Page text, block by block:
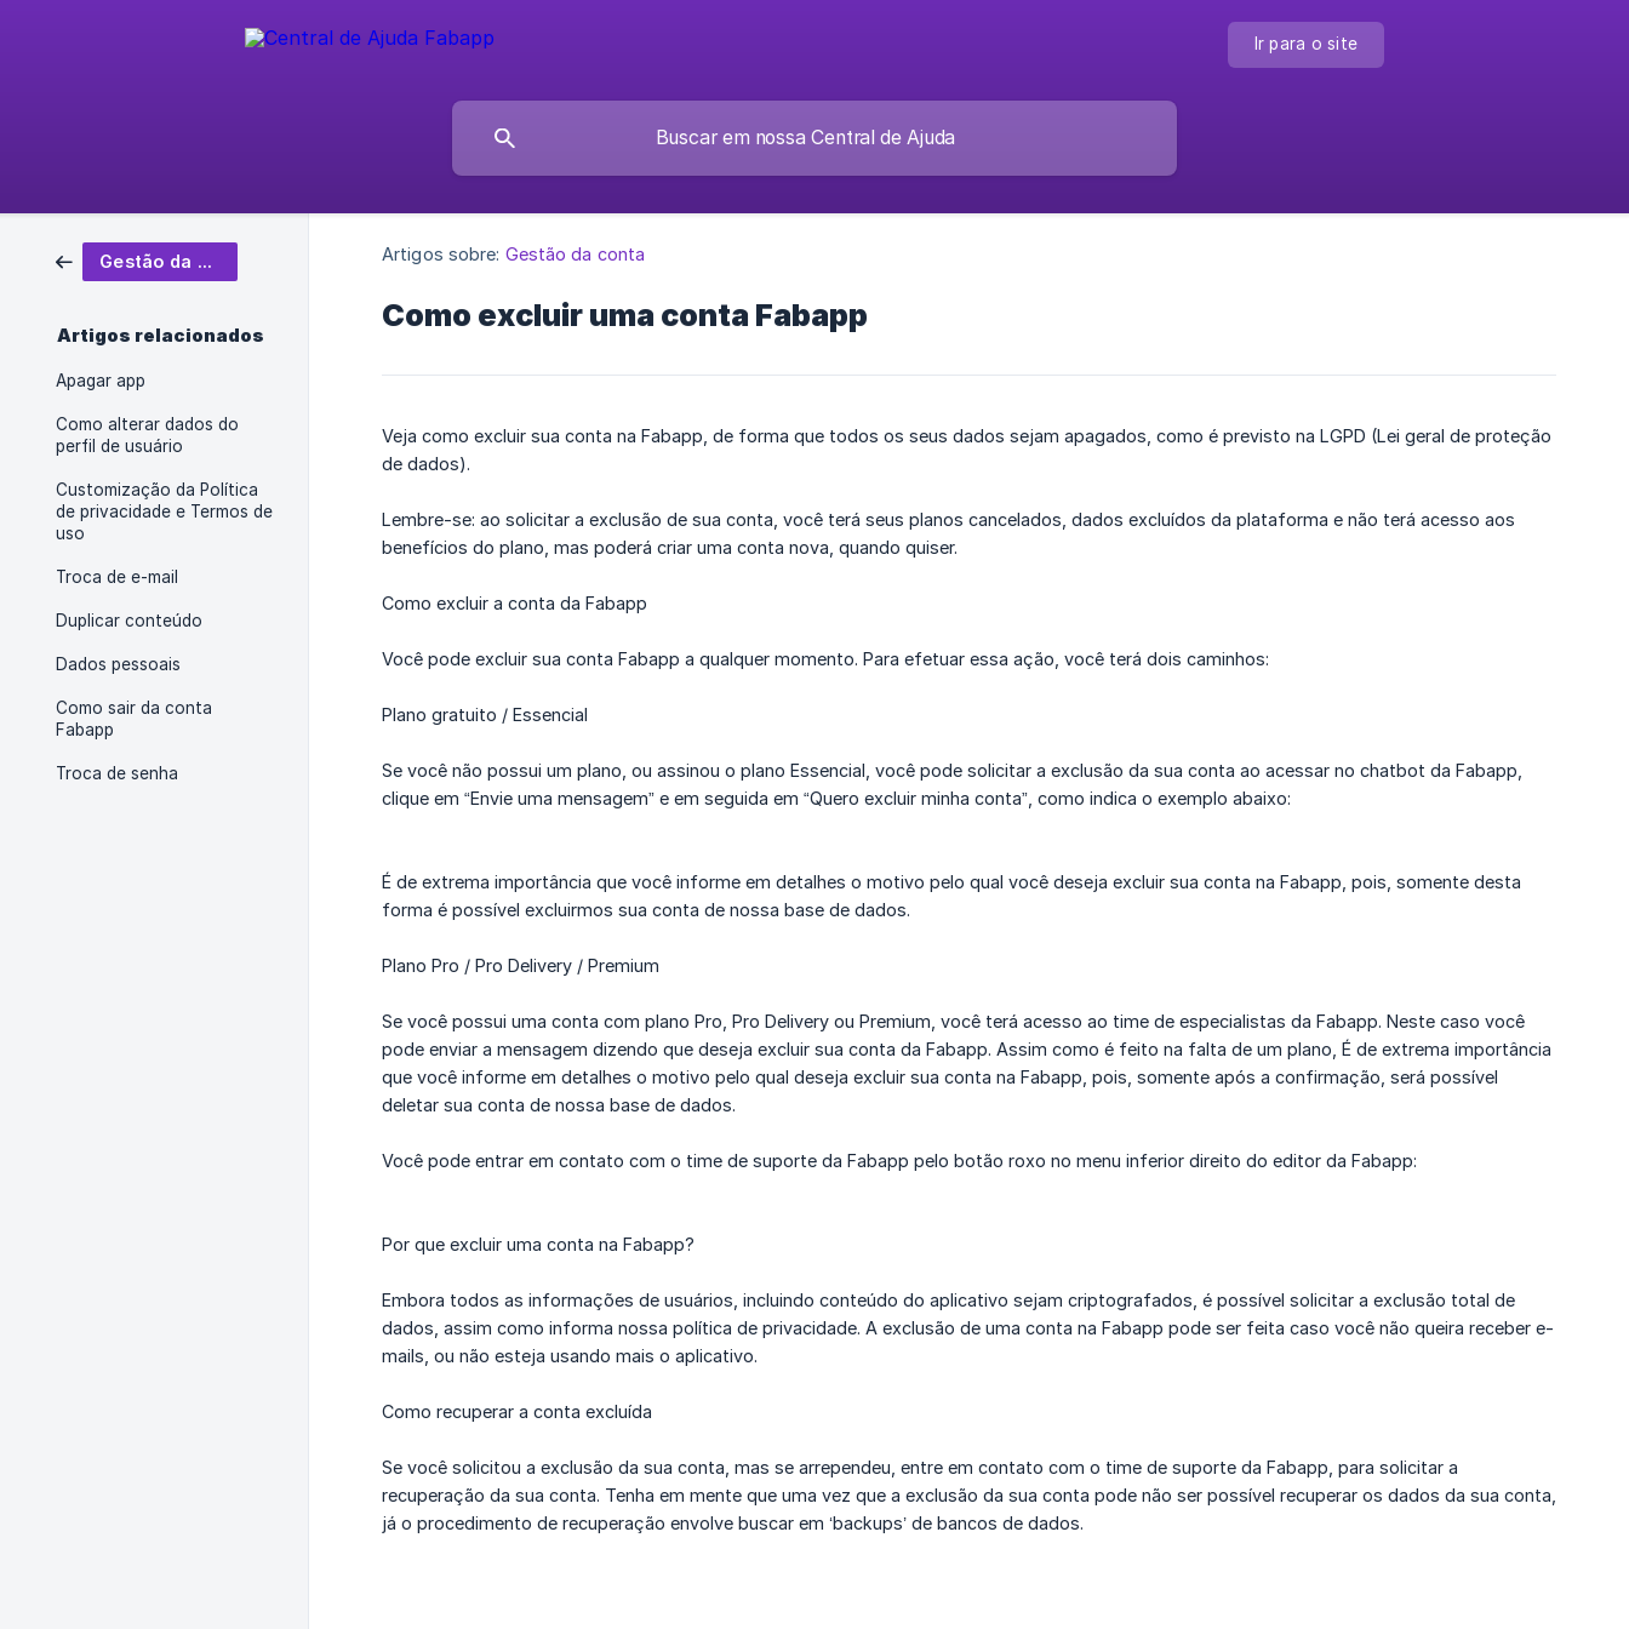
Ir para o site
Gestão da conta
Artigos relacionados
Apagar app
Como alterar dados do
perfil de usuário
Customização da Política
de privacidade e Termos de
uso
Troca de e-mail
Duplicar conteúdo
Dados pessoais
Como sair da conta
Fabapp
Troca de senha
Artigos sobre: Gestão da conta
Como excluir uma conta Fabapp
Veja como excluir sua conta na Fabapp, de forma que todos os seus dados sejam apagados, como é previsto na LGPD (Lei geral de proteção
de dados).
Lembre-se: ao solicitar a exclusão de sua conta, você terá seus planos cancelados, dados excluídos da plataforma e não terá acesso aos
benefícios do plano, mas poderá criar uma conta nova, quando quiser.
Como excluir a conta da Fabapp
Você pode excluir sua conta Fabapp a qualquer momento. Para efetuar essa ação, você terá dois caminhos:
Plano gratuito / Essencial
Se você não possui um plano, ou assinou o plano Essencial, você pode solicitar a exclusão da sua conta ao acessar no chatbot da Fabapp,
clique em “Envie uma mensagem” e em seguida em “Quero excluir minha conta”, como indica o exemplo abaixo:
É de extrema importância que você informe em detalhes o motivo pelo qual você deseja excluir sua conta na Fabapp, pois, somente desta
forma é possível excluirmos sua conta de nossa base de dados.
Plano Pro / Pro Delivery / Premium
Se você possui uma conta com plano Pro, Pro Delivery ou Premium, você terá acesso ao time de especialistas da Fabapp. Neste caso você
pode enviar a mensagem dizendo que deseja excluir sua conta da Fabapp. Assim como é feito na falta de um plano, É de extrema importância
que você informe em detalhes o motivo pelo qual deseja excluir sua conta na Fabapp, pois, somente após a confirmação, será possível
deletar sua conta de nossa base de dados.
Você pode entrar em contato com o time de suporte da Fabapp pelo botão roxo no menu inferior direito do editor da Fabapp:
Por que excluir uma conta na Fabapp?
Embora todos as informações de usuários, incluindo conteúdo do aplicativo sejam criptografados, é possível solicitar a exclusão total de
dados, assim como informa nossa política de privacidade. A exclusão de uma conta na Fabapp pode ser feita caso você não queira receber e-
mails, ou não esteja usando mais o aplicativo.
Como recuperar a conta excluída
Se você solicitou a exclusão da sua conta, mas se arrependeu, entre em contato com o time de suporte da Fabapp, para solicitar a
recuperação da sua conta. Tenha em mente que uma vez que a exclusão da sua conta pode não ser possível recuperar os dados da sua conta,
já o procedimento de recuperação envolve buscar em ‘backups’ de bancos de dados.